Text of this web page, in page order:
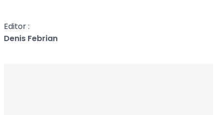
Editor :
Denis Febrian